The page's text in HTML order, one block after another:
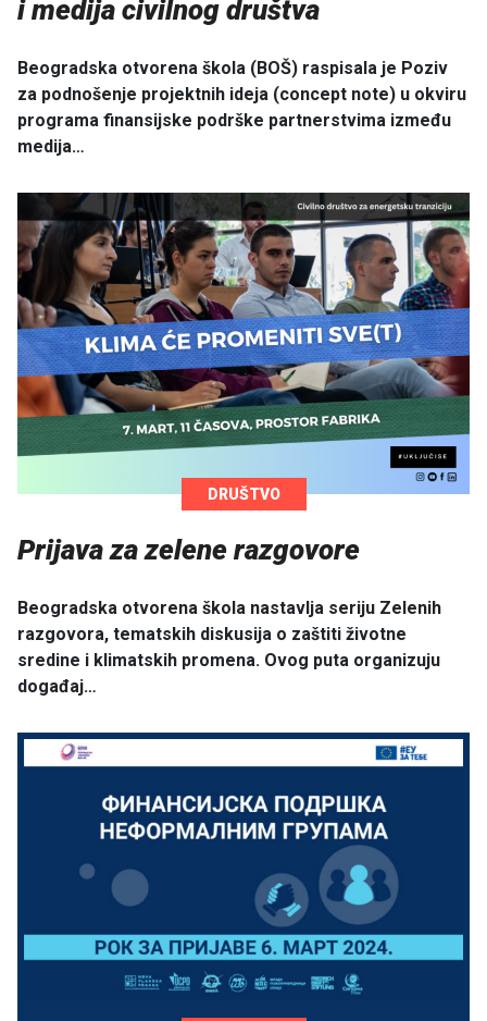
i medija civilnog društva
Beogradska otvorena škola (BOŠ) raspisala je Poziv
za podnošenje projektnih ideja (concept note) u okviru
programa finansijske podrške partnerstvima između
medija…
DRUŠTVO
Prijava za zelene razgovore
Beogradska otvorena škola nastavlja seriju Zelenih
razgovora, tematskih diskusija o zaštiti životne
sredine i klimatskih promena. Ovog puta organizuju
događaj…